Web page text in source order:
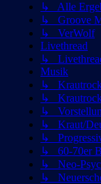
↳ Alle
↳ Groove
↳ VerWolf
Livethread
↳
Musik
↳
↳
↳
↳ Kraut/
↳
↳ 60-70er
↳ Neo-
↳